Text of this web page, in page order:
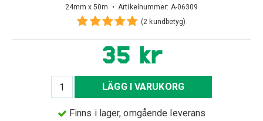
24mm x 50m • Artikelnummer: A-06309
(2 kundbetyg)
35 kr
LÄGG I VARUKORG
Finns i lager, omgående leverans